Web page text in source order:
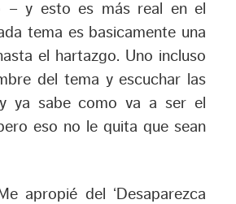
– y esto es más real en el
tema es basicamente una
el hartazgo. Uno incluso
del tema y escuchar las
ya sabe como va a ser el
eso no le quita que sean
apropié del ‘Desaparezca